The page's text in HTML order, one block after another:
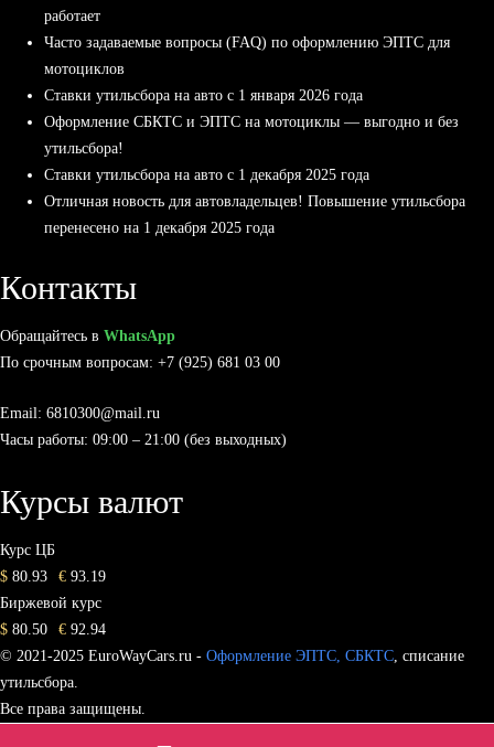
работает
Часто задаваемые вопросы (FAQ) по оформлению ЭПТС для
мотоциклов
Ставки утильсбора на авто с 1 января 2026 года
Оформление СБКТС и ЭПТС на мотоциклы — выгодно и без
утильсбора!
Ставки утильсбора на авто с 1 декабря 2025 года
Отличная новость для автовладельцев! Повышение утильсбора
перенесено на 1 декабря 2025 года
Контакты
Обращайтесь в WhatsApp
По срочным вопросам: +7 (925) 681 03 00
Email: 6810300@mail.ru
Часы работы: 09:00 – 21:00 (без выходных)
Курсы валют
Курс ЦБ
$ 80.93 € 93.19
Биржевой курс
$ 80.50 € 92.94
© 2021-2025 EuroWayCars.ru - Оформление ЭПТС, СБКТС, списание
утильсбора.
Все права защищены.